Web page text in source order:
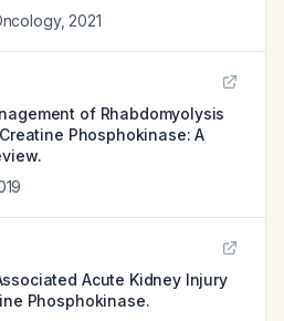
, 2021
of Rhabdomyolysis
Phosphokinase: A
Acute Kidney Injury
Phosphokinase.